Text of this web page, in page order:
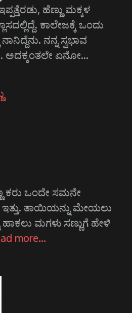
ಹೆಣ್ಣು ಮಕ್ಕಳ
ಕಾಲೇಜಕ್ಕೆ ಒಂದು
ನನ್ನ ಸ್ವಭಾವ
ಅದಕ್ಕಂತಲೇ ಏನೋ…
ಕರು ಒಂದೇ ಸಮನೇ
ಇತ್ತು. ತಾಯಿಯನ್ನು ಮೇಯಲು
ಹಾಕಲು ಮಗಳು ಸಣ್ಣುಗೆ ಹೇಳಿ
more…